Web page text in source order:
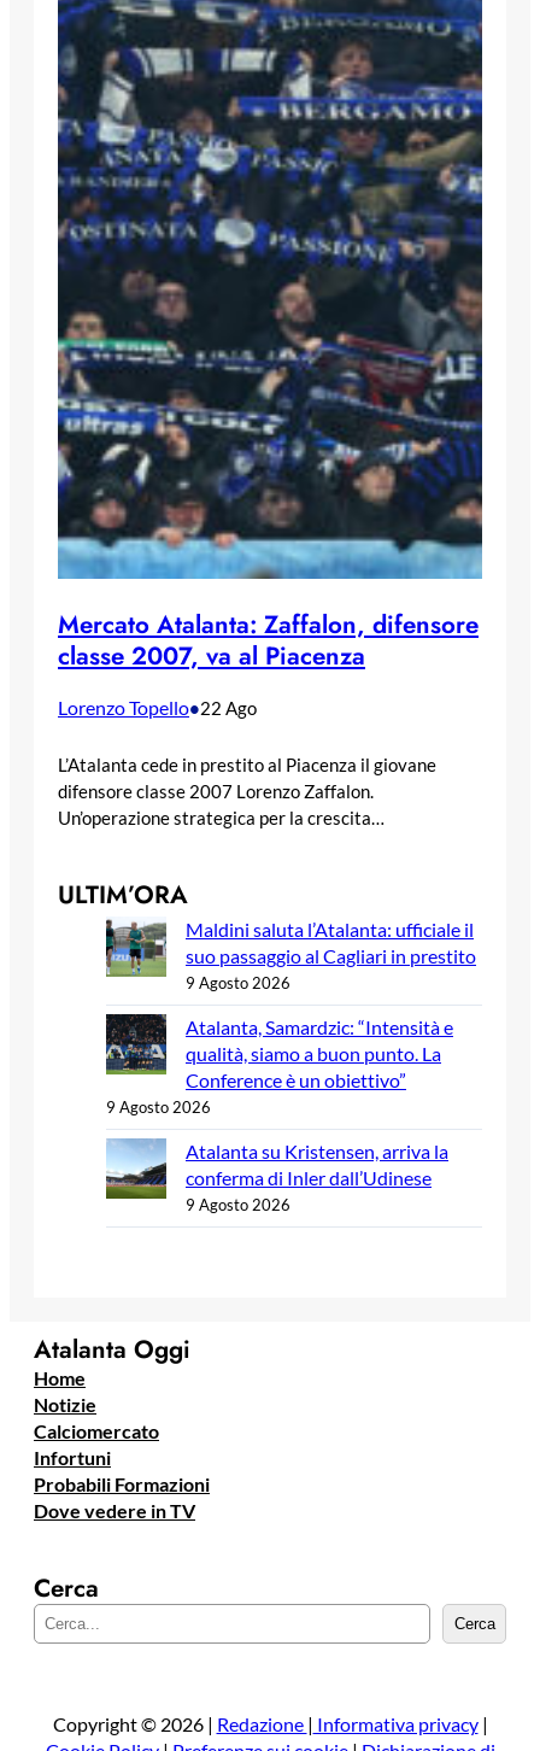
Mercato Atalanta: Zaffalon, difensore
classe 2007, va al Piacenza
Lorenzo Topello•22 Ago
L’Atalanta cede in prestito al Piacenza il giovane
difensore classe 2007 Lorenzo Zaffalon.
Un’operazione strategica per la crescita…
ULTIM’ORA
Maldini saluta l’Atalanta: ufficiale il
suo passaggio al Cagliari in prestito
9 Agosto 2026
Atalanta, Samardzic: “Intensità e
qualità, siamo a buon punto. La
Conference è un obiettivo”
9 Agosto 2026
Atalanta su Kristensen, arriva la
conferma di Inler dall’Udinese
9 Agosto 2026
Atalanta Oggi
Home
Notizie
Calciomercato
Infortuni
Probabili Formazioni
Dove vedere in TV
Cerca
e
a
Cerca
Copyright © 2026 | Redazione | Informativa privacy|